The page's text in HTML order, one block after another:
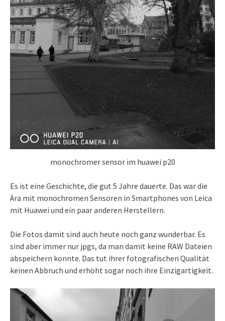
monochromer sensor im huawei p20
Es ist eine Geschichte, die gut 5 Jahre dauerte. Das war die
Ära mit monochromen Sensoren in Smartphones von Leica
mit Huawei und ein paar anderen Herstellern.
Die Fotos damit sind auch heute noch ganz wunderbar. Es
sind aber immer nur jpgs, da man damit keine RAW Dateien
abspeichern konnte. Das tut ihrer fotografischen Qualität
keinen Abbruch und erhöht sogar noch ihre Einzigartigkeit.